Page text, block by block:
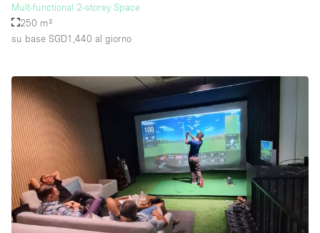
Mult-functional 2-storey Space
250 m²
su base SGD1,440 al giorno